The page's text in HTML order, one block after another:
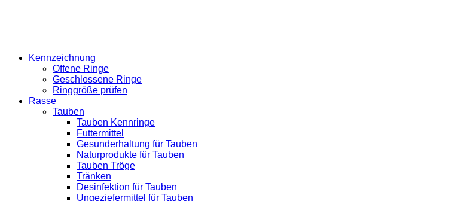
Kennzeichnung
Offene Ringe
Geschlossene Ringe
Ringgröße prüfen
Rasse
Tauben
Tauben Kennringe
Futtermittel
Gesunderhaltung für Tauben
Naturprodukte für Tauben
Tauben Tröge
Tränken
Desinfektion für Tauben
Ungeziefermittel für Tauben